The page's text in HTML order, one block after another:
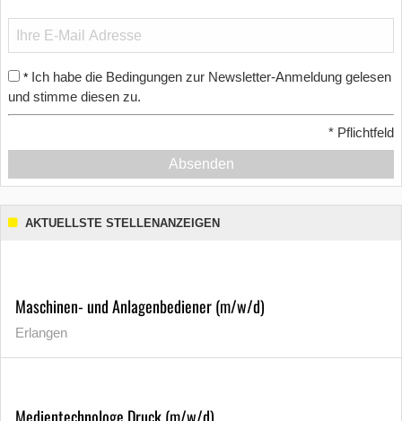
* Ich habe die Bedingungen zur Newsletter-Anmeldung gelesen
und stimme diesen zu.
* Pflichtfeld
Absenden
AKTUELLSTE STELLENANZEIGEN
Maschinen- und Anlagenbediener (m/w/d)
Erlangen
Medientechnologe Druck (m/w/d)